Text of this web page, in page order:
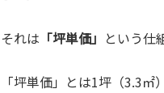
それは 「坪単価」 という仕
「坪単価」とは1坪（3.3㎡